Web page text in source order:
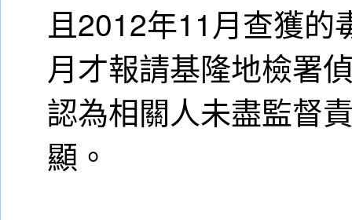
且2012年11月查獲
月才報請基隆地檢署
認為相關人未盡監督
顯。